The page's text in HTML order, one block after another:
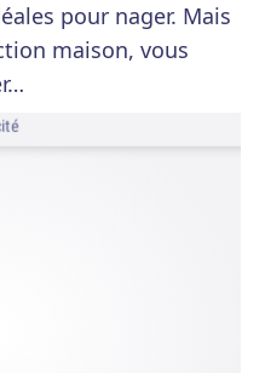
pour nager. Mais
maison, vous